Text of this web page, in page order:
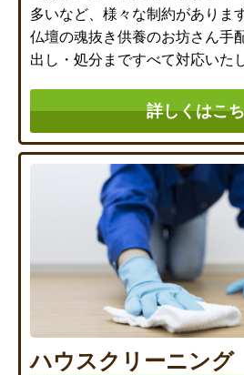
多いなど、様々な制約がありま
仏壇の魂抜き供養のお坊さん手
出し・処分まですべて対応いた
詳しくはこ
ハウスクリーニング